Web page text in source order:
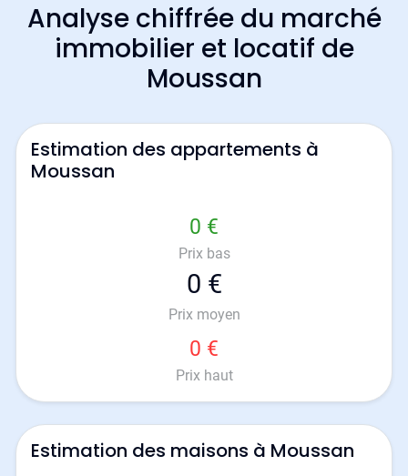
Analyse chiffrée du marché
immobilier et locatif de
Moussan
Estimation des appartements à
Moussan
0 €
Prix bas
0 €
Prix moyen
0 €
Prix haut
Estimation des maisons à Moussan